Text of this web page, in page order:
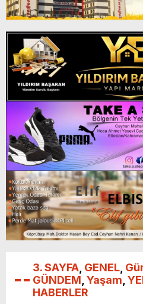
3. SAYFA GENEL
GÜNDEM Yaşam
HABERLER